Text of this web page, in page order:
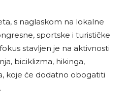
s naglaskom na lokalne
sportske i turističke
stavljen je na aktivnosti
biciklizma, hikinga,
koje će dodatno obogatiti